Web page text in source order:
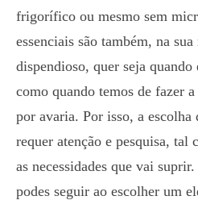
frigorífico ou mesmo sem
essenciais são também, na
dispendioso, quer seja quando
como quando temos de fazer
por avaria. Por isso, a escolha
requer atenção e pesquisa, tal
as necessidades que vai
podes seguir ao escolher um